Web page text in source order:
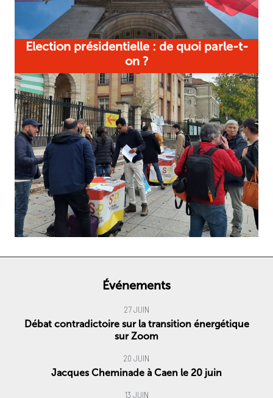
Election présidentielle : de quoi parle-t-
on ?
Événements
27 JUIN
Débat contradictoire sur la transition énergétique
sur Zoom
20 JUIN
Jacques Cheminade à Caen le 20 juin
13 JUIN